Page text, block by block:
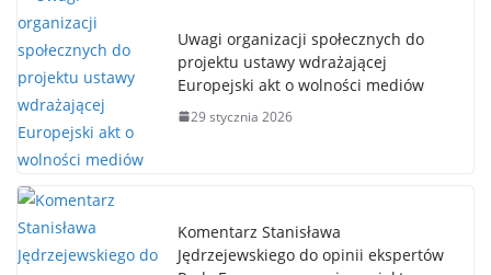
Uwagi organizacji społecznych do
projektu ustawy wdrażającej
Europejski akt o wolności mediów
29 stycznia 2026
Komentarz Stanisława
Jędrzejewskiego do opinii ekspertów